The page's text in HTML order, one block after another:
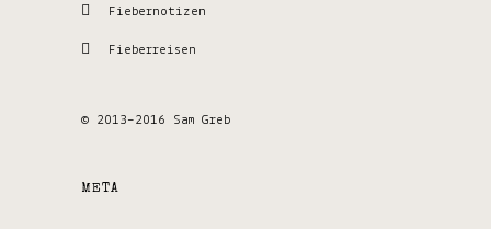
Fiebernotizen
Fieberreisen
© 2013–2016 Sam Greb
META